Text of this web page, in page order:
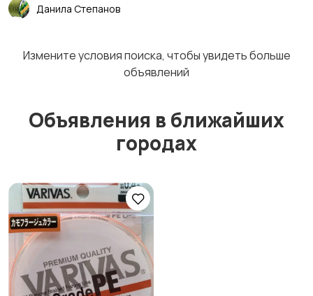
Данила Степанов
Измените условия поиска, чтобы увидеть больше
объявлений
Объявления в ближайших
городах